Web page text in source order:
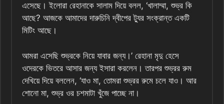
এসেছে। ইলোরা রেহানাকে সালাম দিয়ে বলল, ‘খালাম্মা, শুভ্র কি
আছে? আজকে আমাদের দারুচিনি দ্বীপের ট্যুর সংক্রান্ত একটি
মিটিং আছে।
আমরা এসেছি শুভ্রকে নিয়ে যাবার জন্য।’ রেহানা মৃদু হেসে
ওদেরকে ভিতরে আসার জন্য ইসারা করলেন। তারপর শুভ্রর রুম
দেখিয়ে দিয়ে বললেন, ‘যাও মা, তোমরা শুভ্রর রুমে চলে যাও। আর
শোনো মা, শুভ্র ওর চশমাটা খুঁজে পাচ্ছে না।